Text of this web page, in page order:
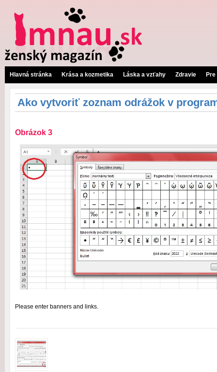
Hlavná stránka Krása a kozmetika Láska a vzťahy Zdravie
Ako vytvoriť zoznam odrážok v
Obrázok 3
Please enter banners and links.